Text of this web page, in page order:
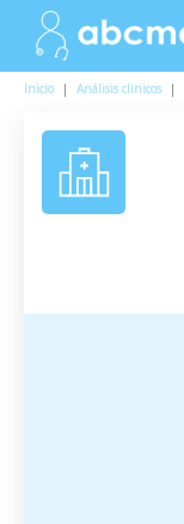
Inicio | Análisis clinicos |